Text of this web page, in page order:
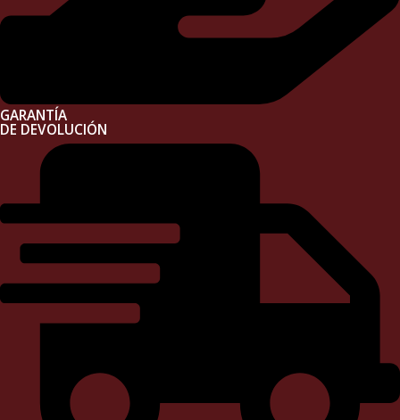
GARANTÍA
DE DEVOLUCIÓN